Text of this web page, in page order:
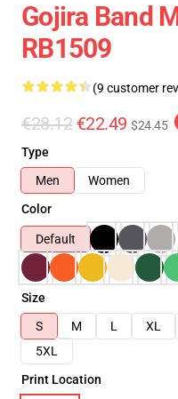
Gojira Band
RB1509
(9 customer
€28.12 €22.49 $24.45
Type
Men
Women
Color
Default
Size
S
M L XL
5XL
Print Location